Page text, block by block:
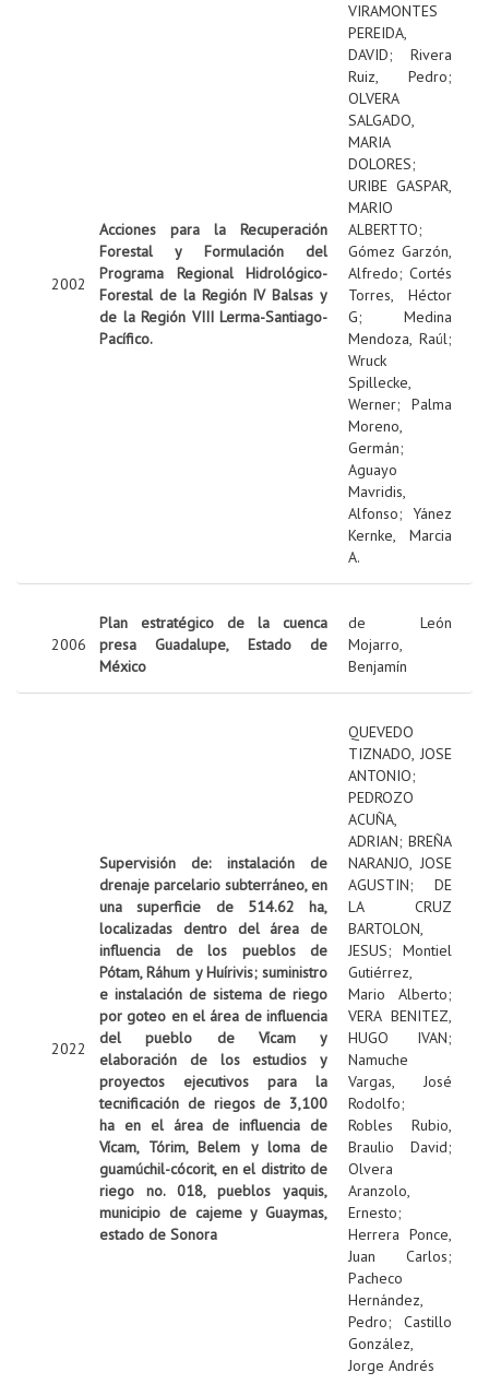
2002
Acciones para la Recuperación
Forestal y Formulación del
Programa Regional Hidrológico-
Forestal de la Región IV Balsas y
de la Región VIII Lerma-Santiago-
Pacífico.
VIRAMONTES
PEREIDA,
DAVID; Rivera
Ruiz, Pedro;
OLVERA
SALGADO,
MARIA
DOLORES;
URIBE GASPAR,
MARIO
ALBERTTO;
Gómez Garzón,
Alfredo; Cortés
Torres, Héctor
G; Medina
Mendoza, Raúl;
Wruck
Spillecke,
Werner; Palma
Moreno,
Germán;
Aguayo
Mavridis,
Alfonso; Yánez
Kernke, Marcia
A.
2006
Plan estratégico de la cuenca
presa Guadalupe, Estado de
México
de León
Mojarro,
Benjamín
2022
Supervisión de: instalación de
drenaje parcelario subterráneo, en
una superficie de 514.62 ha,
localizadas dentro del área de
influencia de los pueblos de
Pótam, Ráhum y Huírivis; suministro
e instalación de sistema de riego
por goteo en el área de influencia
del pueblo de Vícam y
elaboración de los estudios y
proyectos ejecutivos para la
tecnificación de riegos de 3,100
ha en el área de influencia de
Vícam, Tórim, Belem y loma de
guamúchil-cócorit, en el distrito de
riego no. 018, pueblos yaquis,
municipio de cajeme y Guaymas,
estado de Sonora
QUEVEDO
TIZNADO, JOSE
ANTONIO;
PEDROZO
ACUÑA,
ADRIAN; BREÑA
NARANJO, JOSE
AGUSTIN; DE
LA CRUZ
BARTOLON,
JESUS; Montiel
Gutiérrez,
Mario Alberto;
VERA BENITEZ,
HUGO IVAN;
Namuche
Vargas, José
Rodolfo;
Robles Rubio,
Braulio David;
Olvera
Aranzolo,
Ernesto;
Herrera Ponce,
Juan Carlos;
Pacheco
Hernández,
Pedro; Castillo
González,
Jorge Andrés